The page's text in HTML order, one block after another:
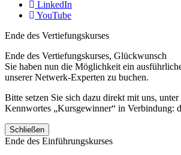
LinkedIn
YouTube
Ende des Vertiefungskurses
Ende des Vertiefungskurses, Glückwunsch
Sie haben nun die Möglichkeit ein
unserer Netwerk-Experten zu buchen.
Bitte setzen Sie sich dazu direkt mit uns, unter
Kennwortes „Kursgewinner“ in Verbindung:
Schließen
Ende des Einführungskurses